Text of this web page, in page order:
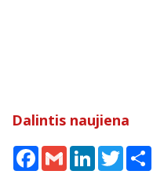
Dalintis naujiena
Facebook
Gmail LinkedInTwitter